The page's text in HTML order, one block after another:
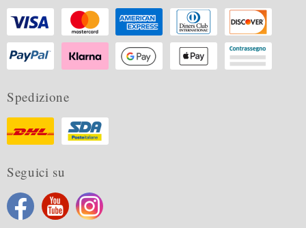
Spedizione
Seguici su